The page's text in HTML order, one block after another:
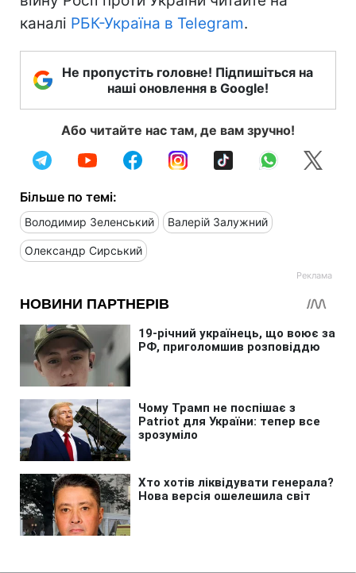
каналі РБК-Україна в Telegram.
Не пропустіть головне! Підпишіться на
наші оновлення в Google!
Або читайте нас там, де вам зручно!
Більше по темі:
Володимир Зеленський Валерій Залужний
Олександр Сирський